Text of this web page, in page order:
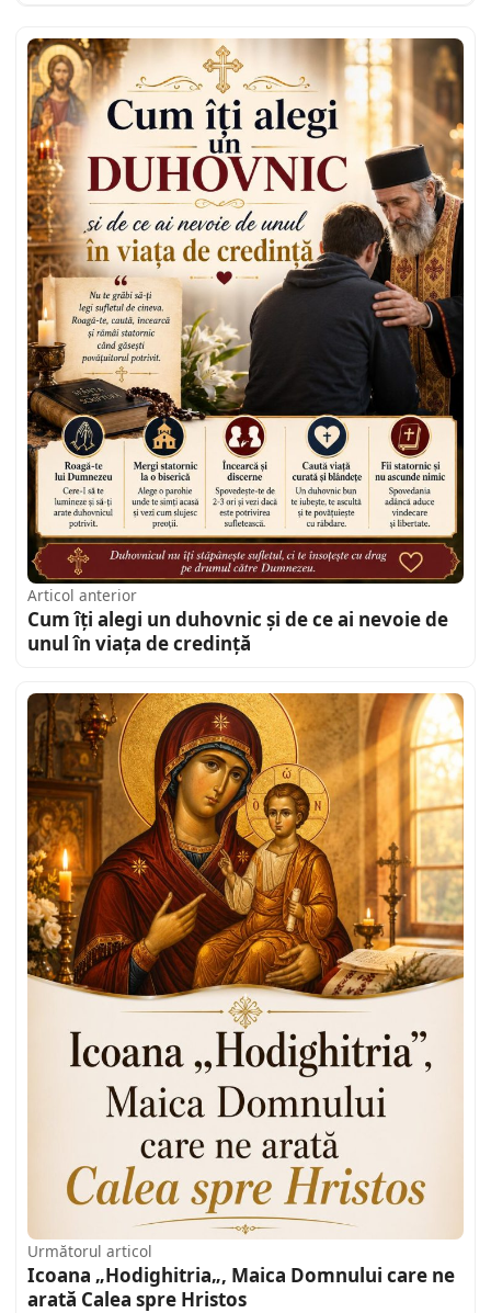
Articol anterior
Cum îți alegi un duhovnic și de ce ai nevoie de
unul în viața de credință
Următorul articol
Icoana „Hodighitria„, Maica Domnului care ne
arată Calea spre Hristos